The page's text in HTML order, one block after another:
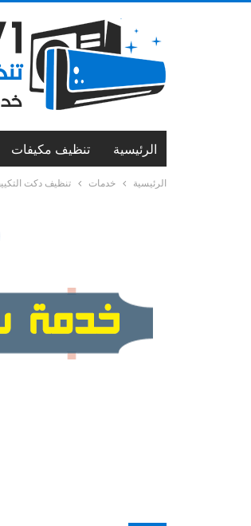
الرئيسية تنظيف مكيفات
الرئيسية خدمات تنظيف دكت التكييف